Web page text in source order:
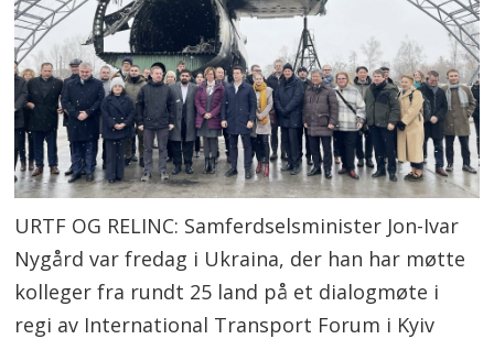
URTF OG RELINC: Samferdselsminister Jon-Ivar
Nygård var fredag i Ukraina, der han har møtte
kolleger fra rundt 25 land på et dialogmøte i
regi av International Transport Forum i Kyiv